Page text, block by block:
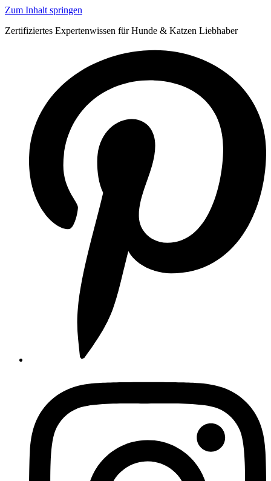
Zum Inhalt springen
Zertifiziertes Expertenwissen für Hunde & Katzen Liebhaber